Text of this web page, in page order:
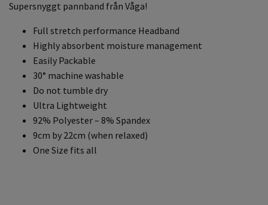
Supersnyggt pannband från Våga!
Full stretch performance Headband
Highly absorbent moisture management
Easily Packable
30° machine washable
Do not tumble dry
Ultra Lightweight
92% Polyester – 8% Spandex
9cm by 22cm (when relaxed)
One Size fits all